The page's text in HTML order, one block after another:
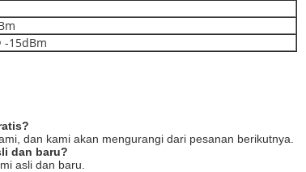
-15dBm
dan kami akan mengurangi dari pesanan berikutnya.
dan baru?
asli dan baru.